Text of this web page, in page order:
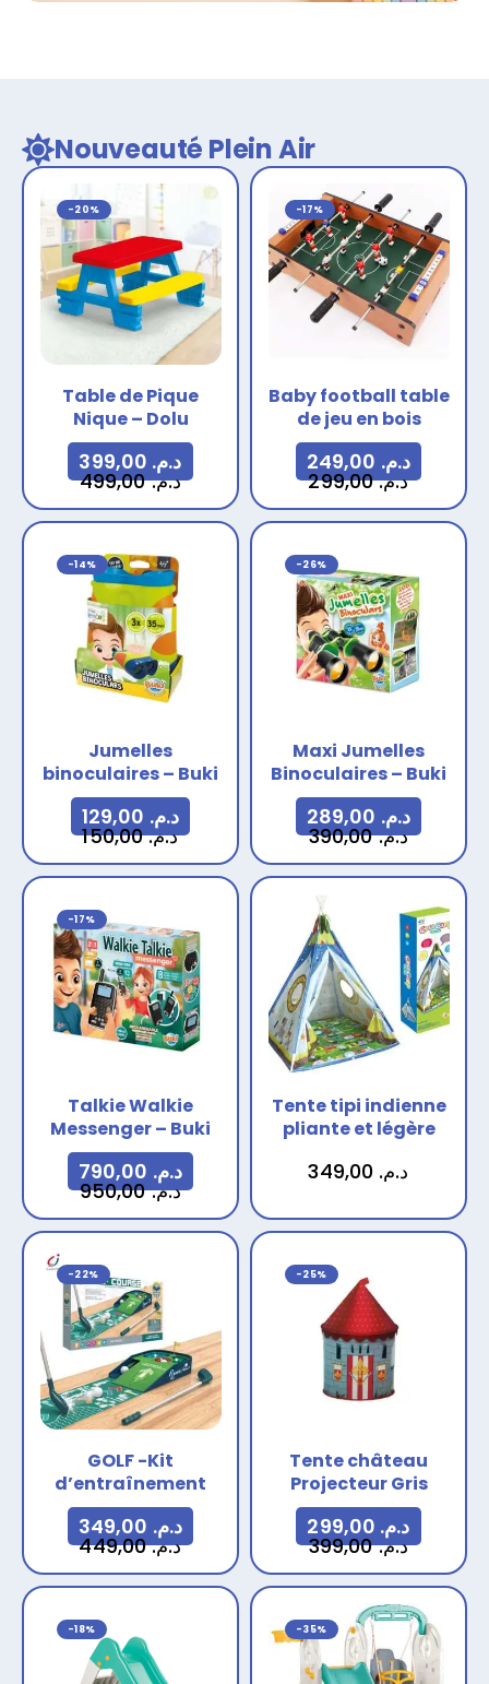
Nouveauté Plein Air
-20%
Table de Pique
Nique – Dolu
د.م.499,00
د.م.
-17%
Baby football table
de jeu en bois
د.م.299,00
د.م.
-14%
Jumelles
binoculaires – Buki
د.م.150,00
د.م.
-26%
Maxi Jumelles
Binoculaires – Buki
د.م.390,00
د.م.
-17%
Talkie Walkie
Messenger – Buki
د.م.950,00
د.م.
Tente tipi indienne
pliante et légère
د.م.
-22%
GOLF -Kit
d’entraînement
د.م.449,00
د.م.
-25%
Tente château
Projecteur Gris
د.م.399,00
د.م.
-18% -35%